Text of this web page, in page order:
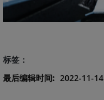
标签：
最后编辑时间: 2022-11-14